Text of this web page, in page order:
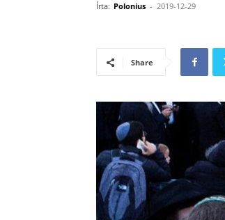
Írta: Polonius - 2019-12-29
Share